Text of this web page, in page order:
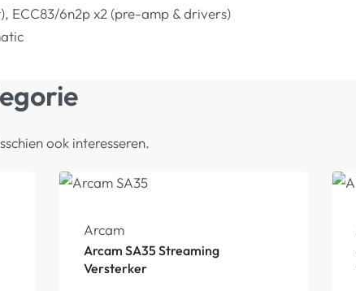
ECC83/6n2p x2 (pre-amp & drivers)
ook interesseren.
Arcam
Arcam SA35 Streaming
Versterker